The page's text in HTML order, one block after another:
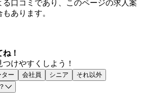
口コミであり、このページの求人案
あります。
！
けやすくしよう！
ター 会社員 シニア
それ以外